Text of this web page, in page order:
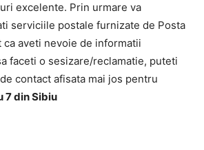
excelente. Prin urmare va
serviciile postale furnizate de Posta
ca aveti nevoie de informatii
faceti o sesizare/reclamatie, puteti
contact afisata mai jos pentru
7 din Sibiu